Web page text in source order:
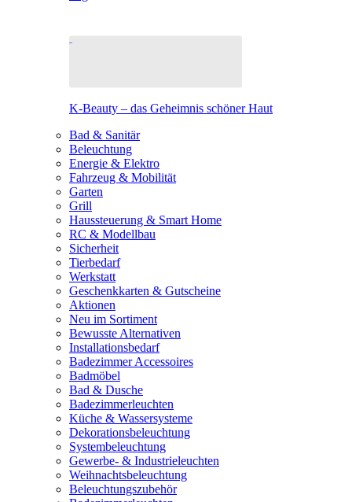
K-Beauty – das Geheimnis schöner Haut
Bad & Sanitär
Beleuchtung
Energie & Elektro
Fahrzeug & Mobilität
Garten
Grill
Haussteuerung & Smart Home
RC & Modellbau
Sicherheit
Tierbedarf
Werkstatt
Geschenkkarten & Gutscheine
Aktionen
Neu im Sortiment
Bewusste Alternativen
Installationsbedarf
Badezimmer Accessoires
Badmöbel
Bad & Dusche
Badezimmerleuchten
Küche & Wassersysteme
Dekorationsbeleuchtung
Systembeleuchtung
Gewerbe- & Industrieleuchten
Weihnachtsbeleuchtung
Beleuchtungszubehör